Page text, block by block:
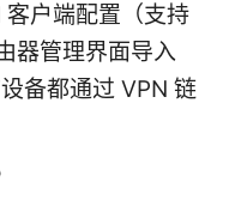
户端配置（支持
器管理界面导入
备都通过 VPN 链